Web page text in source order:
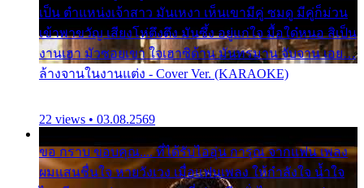
เป็น ตำแหน่งเจ้าสาว มันเหงา เห็นเขามีคู่ ซมดู มีคู่ก็ม่วน
เข้าพาขวัญ เสียงโห่ตึงตึง มันซึ้ง อยู่แก่ใจ มื้อใด๋หนอ สิเป็น
งานเฮา มัวซอยเขา ใจเฮาซิด้าน มันทรมาน จับจาน เอย…
ล้างจานในงานแต่ง - Cover Ver. (KARAOKE)
22 views • 03.08.2569
ขอ กราบ ขอบคุณ.... ที่ได้รับไออุ่น การุณ จากแฟน เพลง
ผมแสนชื่นใจ หายวังเวง เมื่อแฟนเพลง ให้กำลังใจ น้ำใจ